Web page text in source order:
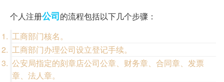
个人注册公司的流程包括以下几个步骤：
工商部门核名。
工商部门办理公司设立登记手续。
公安局指定的刻章店公司公章、财务章、合同章、发票
章、法人章。